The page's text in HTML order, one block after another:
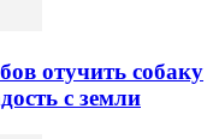
отучить собаку
с земли